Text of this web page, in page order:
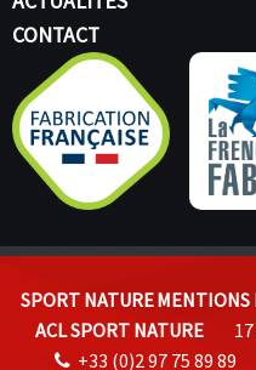
CONTACT
SPORT NATUREMENTIONS
ACL SPORT NATURE
+33 (0)2 97 75 89 89